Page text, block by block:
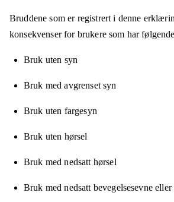
Bruddene som er registrert i denne
konsekvenser for brukere som har
Bruk uten syn
Bruk med avgrenset syn
Bruk uten fargesyn
Bruk uten hørsel
Bruk med nedsatt hørsel
Bruk med nedsatt bevegelsesevne